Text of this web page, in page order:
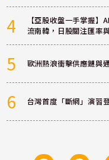
4
【亞股收盤一手掌握
流南韓，日股關注匯率
5 歐洲熱浪衝擊供應鏈與
6 台灣首度「斷網」演習